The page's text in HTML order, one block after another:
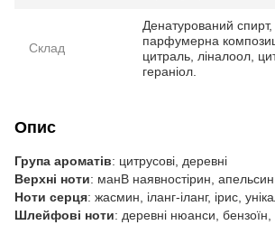
Склад
Денатурований спирт,
парфумерна
цитраль, ліналоол,
гераніол.
Опис
Група ароматів: цитрусові, деревні
Верхні ноти: манВ наявностірин,
Ноти серця: жасмин, іланг-іланг, ірис,
Шлейфові ноти: деревні нюанси, бензоїн,